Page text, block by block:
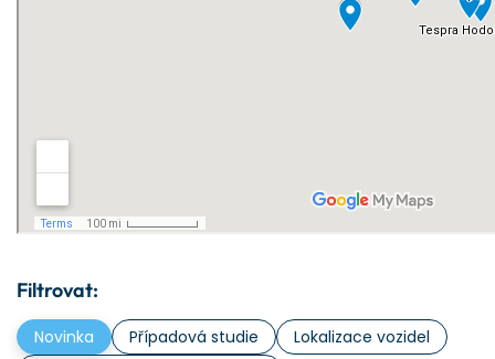
Filtrovat:
Novinka Případová studie
Lokalizace vozidel